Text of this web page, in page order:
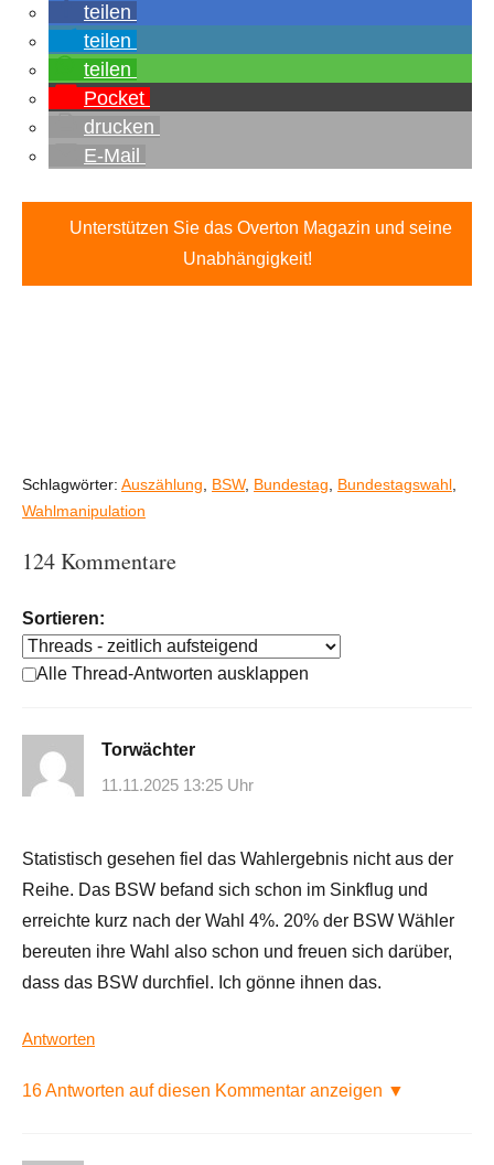
teilen
teilen
teilen
Pocket
drucken
E-Mail
Unterstützen Sie das Overton Magazin und seine
Unabhängigkeit!
Schlagwörter: Auszählung, BSW, Bundestag, Bundestagswahl,
Wahlmanipulation
124 Kommentare
Sortieren:
Alle Thread-Antworten ausklappen
Torwächter
11.11.2025 13:25 Uhr
Statistisch gesehen fiel das Wahlergebnis nicht aus der
Reihe. Das BSW befand sich schon im Sinkflug und
erreichte kurz nach der Wahl 4%. 20% der BSW Wähler
bereuten ihre Wahl also schon und freuen sich darüber,
dass das BSW durchfiel. Ich gönne ihnen das.
Antworten
16 Antworten auf diesen Kommentar anzeigen ▼